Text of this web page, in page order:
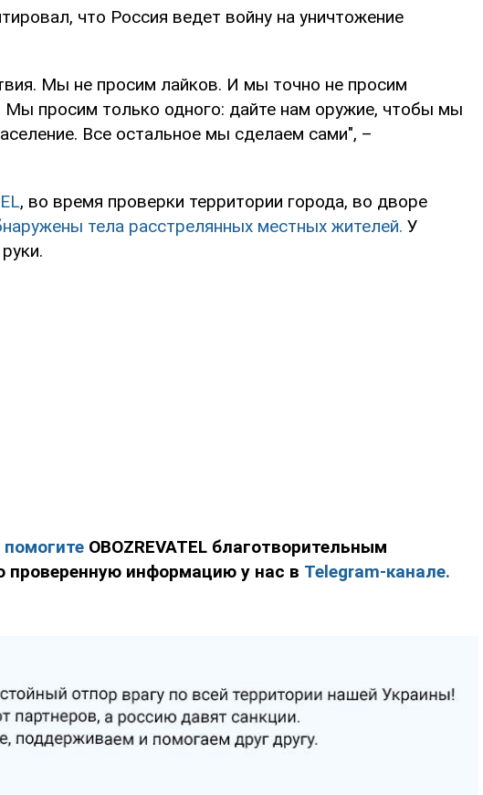
что Россия ведет войну на уничтожение
Мы не просим лайков. И мы точно не просим
Мы просим только одного: дайте нам оружие, чтобы мы
Все остальное мы сделаем сами", –
, во время проверки территории города, во дворе
тела расстрелянных местных жителей. У
помогите OBOZREVATEL благотворительным
проверенную информацию у нас в Telegram-канале.